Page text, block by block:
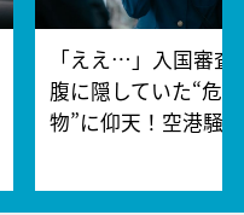
「ええ…」入国審査
腹に隠していた“危
物”に仰天！空港騒